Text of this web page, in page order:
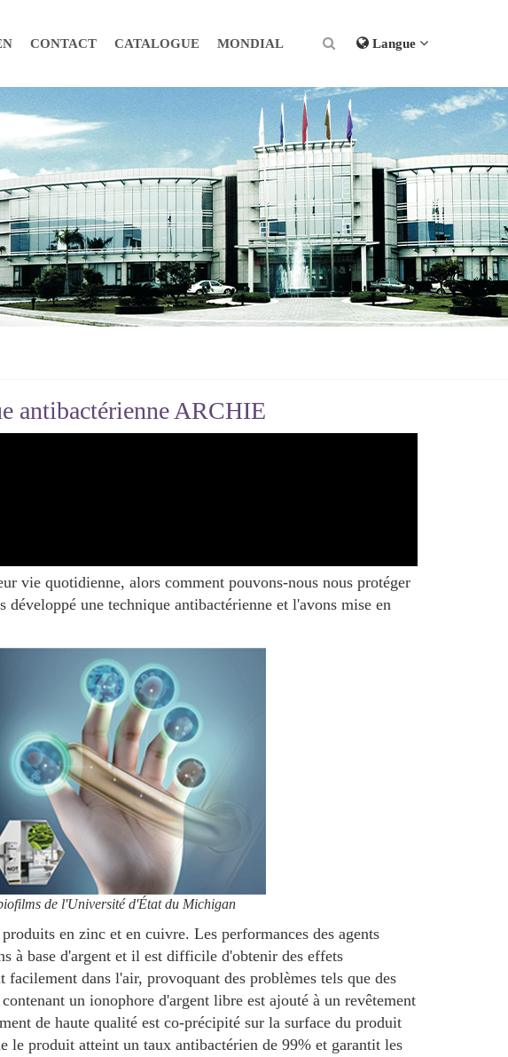
CONTACT CATALOGUE MONDIAL Langue
antibactérienne ARCHIE
vie quotidienne, alors comment pouvons-nous nous protéger
une technique antibactérienne et l'avons mise en
de l'Université d'État du Michigan
en zinc et en cuivre. Les performances des agents
à base d'argent et il est difficile d'obtenir des effets
dans l'air, provoquant des problèmes tels que des
un ionophore d'argent libre est ajouté à un revêtement
de haute qualité est co-précipité sur la surface du produit
le produit atteint un taux antibactérien de 99% et garantit les